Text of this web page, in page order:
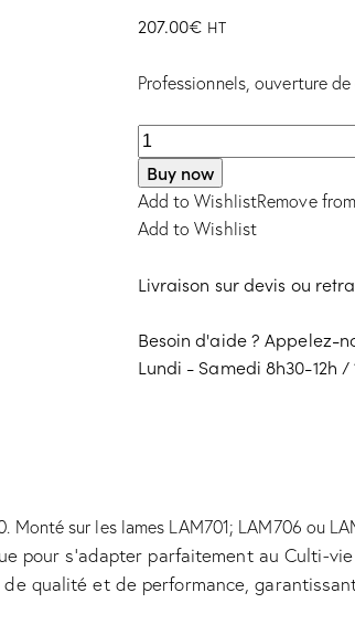
207.00€ HT
Professionnels, ouverture
Buy now
Add to WishlistRemove
Add to Wishlist
Livraison sur devis ou
Besoin d'aide ? Appelez-
Lundi - Samedi 8h30-12h /
sur les lames LAM701; LAM706 ou
s’adapter parfaitement au Culti-vie
qualité et de performance,